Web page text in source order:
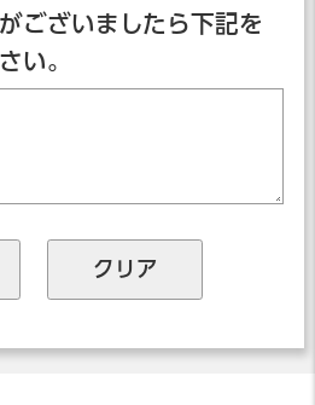
ございましたら下記を
い。